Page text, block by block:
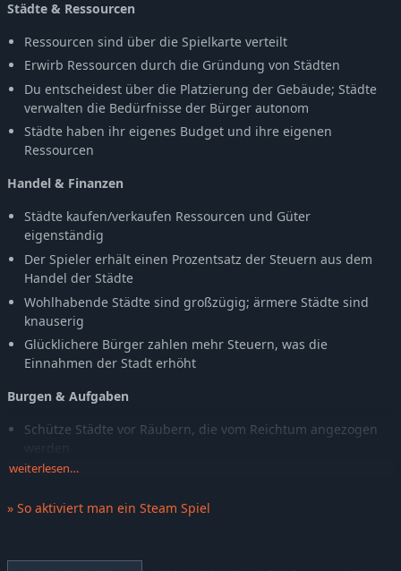
Städte & Ressourcen
Ressourcen sind über die Spielkarte verteilt
Erwirb Ressourcen durch die Gründung von Städten
Du entscheidest über die Platzierung der Gebäude; Städte
verwalten die Bedürfnisse der Bürger autonom
Städte haben ihr eigenes Budget und ihre eigenen
Ressourcen
Handel & Finanzen
Städte kaufen/verkaufen Ressourcen und Güter
eigenständig
Der Spieler erhält einen Prozentsatz der Steuern aus dem
Handel der Städte
Wohlhabende Städte sind großzügig; ärmere Städte sind
knauserig
Glücklichere Bürger zahlen mehr Steuern, was die
Einnahmen der Stadt erhöht
Burgen & Aufgaben
Schütze Städte vor Räubern, die vom Reichtum angezogen
Kaufe Waren durch das Schloss für verschiedene
Handle strategisch mit Waren für Profit oder lagere sie für
Verschiedene Szenarien mit unterschiedlichen
weiterlesen…
» So aktiviert man ein Steam Spiel